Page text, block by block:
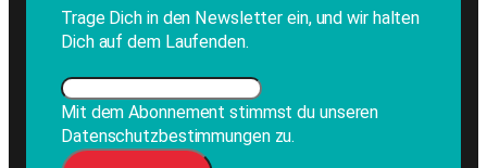
Trage Dich in den Newsletter ein, und wir halten
Dich auf dem Laufenden.
Mit dem Abonnement stimmst du unseren
Datenschutzbestimmungen zu.